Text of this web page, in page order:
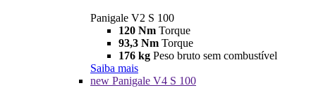
Panigale V2 S 100
120 Nm Torque
93,3 Nm Torque
176 kg Peso bruto sem combustível
Saiba mais
new Panigale V4 S 100